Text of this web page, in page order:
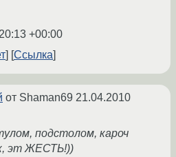
+00:00
Ссылка
от Shaman69 21.04.2010
подстолом, кароч
эт ЖЕСТЬ!))